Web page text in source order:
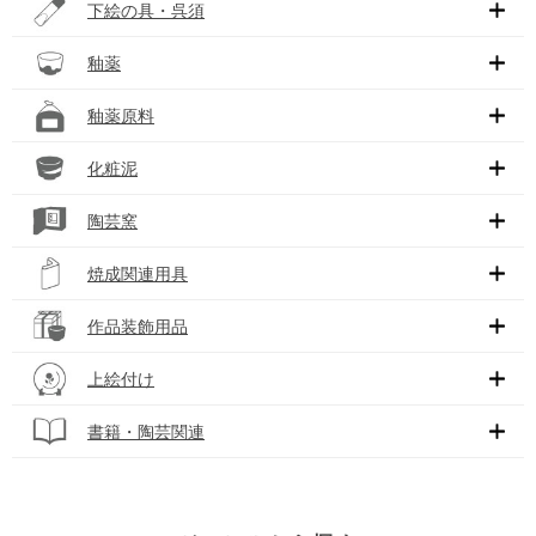
下絵の具・呉須
釉薬
釉薬原料
化粧泥
陶芸窯
焼成関連用具
作品装飾用品
上絵付け
書籍・陶芸関連